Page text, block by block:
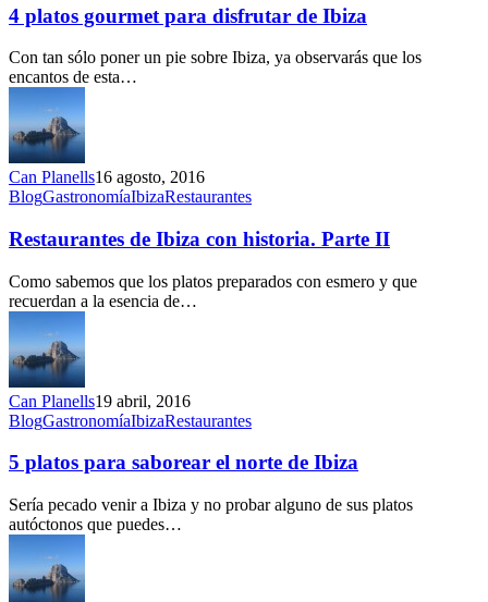
gourmet
para
disfrutar
de
Ibiza
4 platos gourmet para disfrutar de Ibiza
Con tan sólo poner un pie sobre Ibiza, ya observarás que los
encantos de esta…
Can Planells16 agosto, 2016
Restaurantes
Ibiza
con
historia.
Parte
II
BlogGastronomíaIbizaRestaurantes
Restaurantes de Ibiza con historia. Parte II
Como sabemos que los platos preparados con esmero y que
recuerdan a la esencia de…
Can Planells19 abril, 2016
5
para
saborear
el
norte
de
Ibiza
BlogGastronomíaIbizaRestaurantes
5 platos para saborear el norte de Ibiza
Sería pecado venir a Ibiza y no probar alguno de sus platos
autóctonos que puedes…